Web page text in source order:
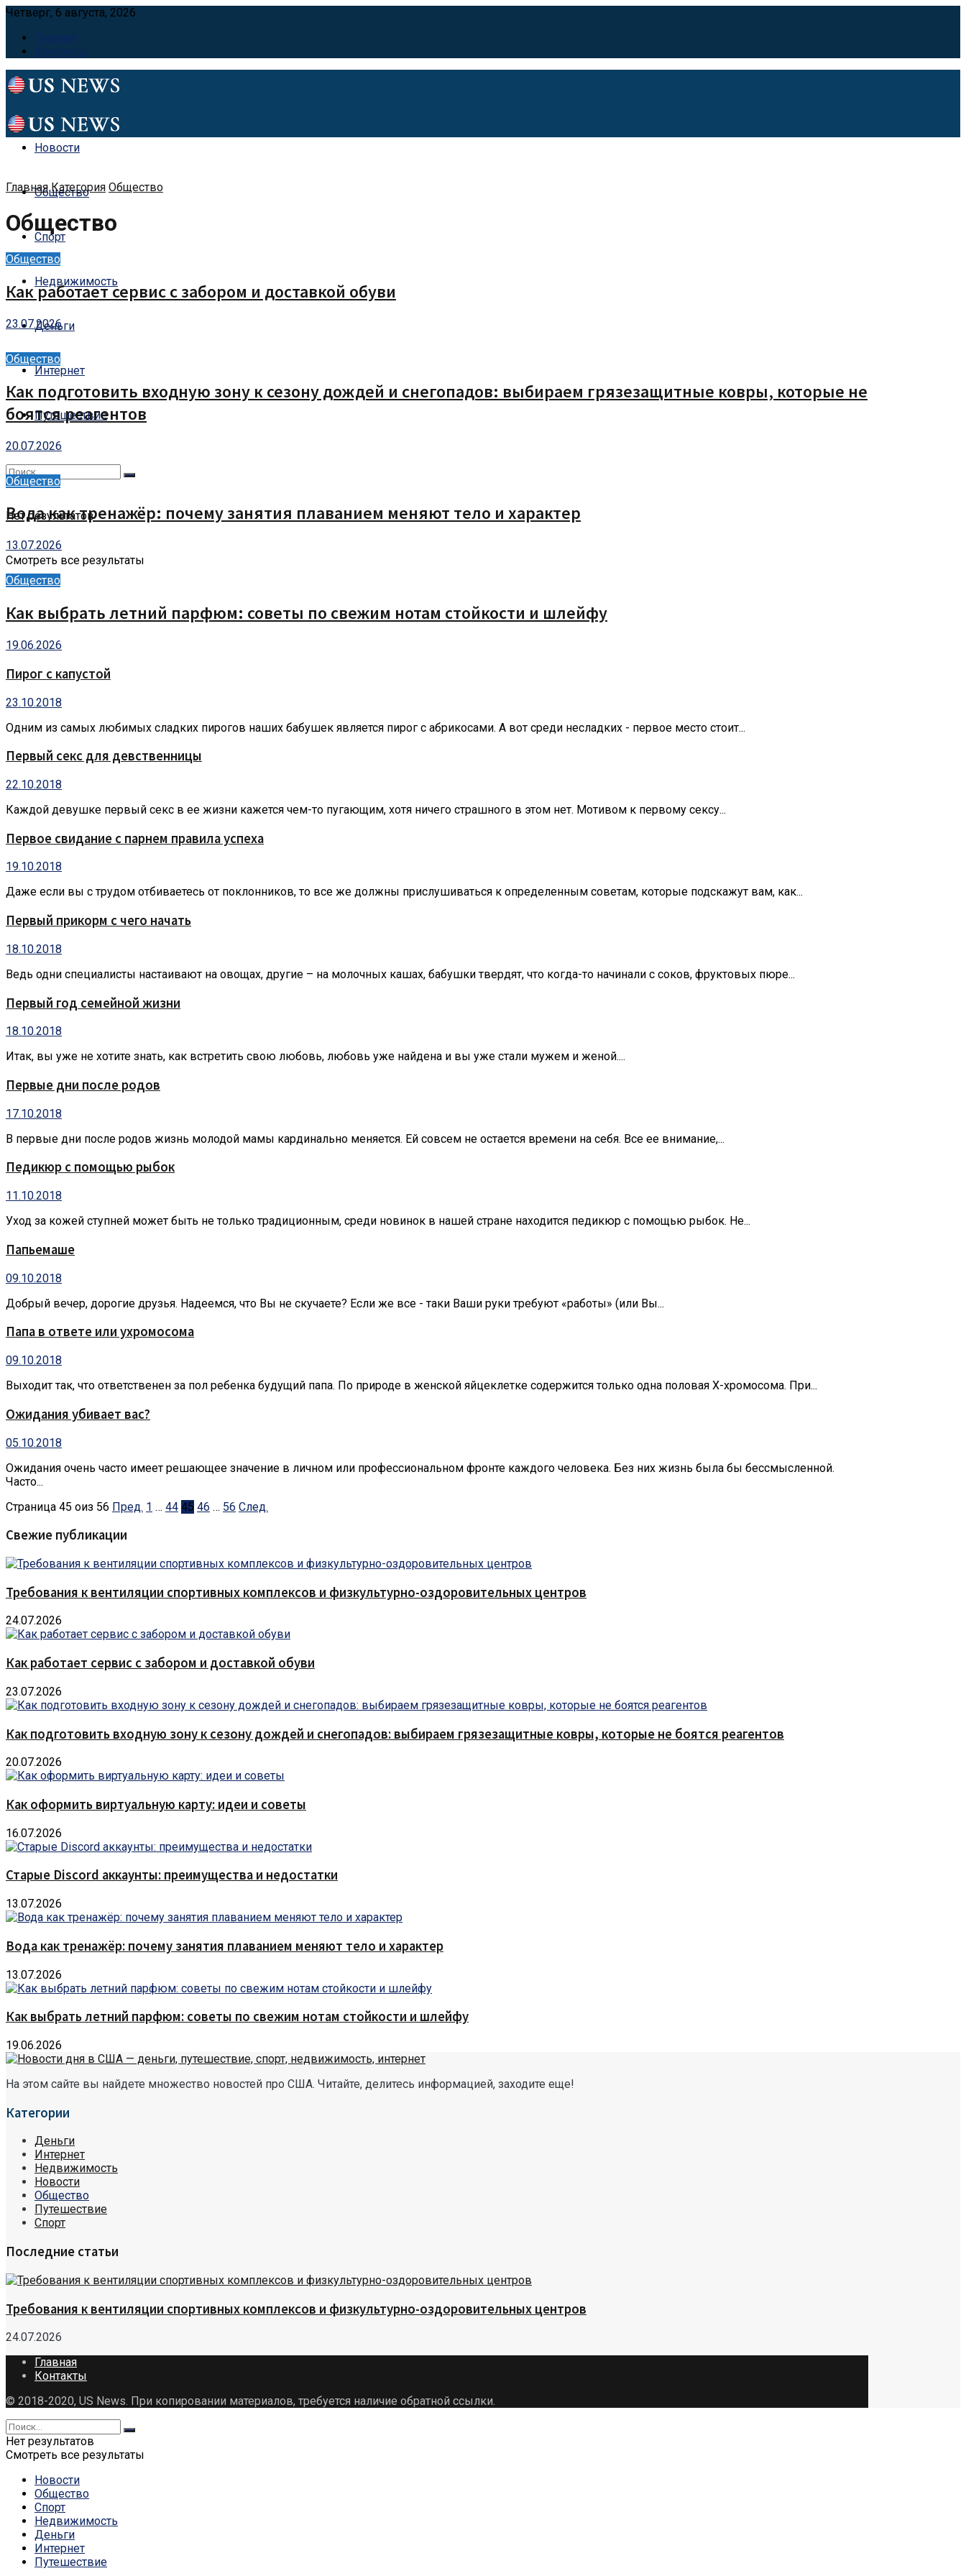
Четверг, 6 августа, 2026
Главная
Контакты
Новости
Общество
Спорт
Недвижимость
Деньги
Интернет
Путешествие
Нет результатов
Смотреть все результаты
Главная Категория Общество
Общество
Общество
Как работает сервис с забором и доставкой обуви
23.07.2026
Общество
Как подготовить входную зону к сезону дождей и снегопадов: выбираем грязезащитные ковры, которые не
боятся реагентов
20.07.2026
Общество
Вода как тренажёр: почему занятия плаванием меняют тело и характер
13.07.2026
Общество
Как выбрать летний парфюм: советы по свежим нотам стойкости и шлейфу
19.06.2026
Пирог с капустой
23.10.2018
Одним из самых любимых сладких пирогов наших бабушек является пирог с абрикосами. А вот среди несладких - первое место стоит...
Первый секс для девственницы
22.10.2018
Каждой девушке первый секс в ее жизни кажется чем-то пугающим, хотя ничего страшного в этом нет. Мотивом к первому сексу...
Первое свидание с парнем правила успеха
19.10.2018
Даже если вы с трудом отбиваетесь от поклонников, то все же должны прислушиваться к определенным советам, которые подскажут вам, как...
Первый прикорм с чего начать
18.10.2018
Ведь одни специалисты настаивают на овощах, другие – на молочных кашах, бабушки твердят, что когда-то начинали с соков, фруктовых пюре...
Первый год семейной жизни
18.10.2018
Итак, вы уже не хотите знать, как встретить свою любовь, любовь уже найдена и вы уже стали мужем и женой....
Первые дни после родов
17.10.2018
В первые дни после родов жизнь молодой мамы кардинально меняется. Ей совсем не остается времени на себя. Все ее внимание,...
Педикюр с помощью рыбок
11.10.2018
Уход за кожей ступней может быть не только традиционным, среди новинок в нашей стране находится педикюр с помощью рыбок. Не...
Папьемаше
09.10.2018
Добрый вечер, дорогие друзья. Надеемся, что Вы не скучаете? Если же все - таки Ваши руки требуют «работы» (или Вы...
Папа в ответе или yхромосома
09.10.2018
Выходит так, что ответственен за пол ребенка будущий папа. По природе в женской яйцеклетке содержится только одна половая Х-хромосома. При...
Ожидания убивает вас?
05.10.2018
Ожидания очень часто имеет решающее значение в личном или профессиональном фронте каждого человека. Без них жизнь была бы бессмысленной.
Часто...
Страница 45 oиз 56 Пред. 1 … 44 45 46 … 56 След.
Свежие публикации
Требования к вентиляции спортивных комплексов и физкультурно-оздоровительных центров
24.07.2026
Как работает сервис с забором и доставкой обуви
23.07.2026
Как подготовить входную зону к сезону дождей и снегопадов: выбираем грязезащитные ковры, которые не боятся реагентов
20.07.2026
Как оформить виртуальную карту: идеи и советы
16.07.2026
Старые Discord аккаунты: преимущества и недостатки
13.07.2026
Вода как тренажёр: почему занятия плаванием меняют тело и характер
13.07.2026
Как выбрать летний парфюм: советы по свежим нотам стойкости и шлейфу
19.06.2026
На этом сайте вы найдете множество новостей про США. Читайте, делитесь информацией, заходите еще!
Категории
Деньги
Интернет
Недвижимость
Новости
Общество
Путешествие
Спорт
Последние статьи
Требования к вентиляции спортивных комплексов и физкультурно-оздоровительных центров
24.07.2026
Главная
Контакты
© 2018-2020, US News. При копировании материалов, требуется наличие обратной ссылки.
Нет результатов
Смотреть все результаты
Новости
Общество
Спорт
Недвижимость
Деньги
Интернет
Путешествие